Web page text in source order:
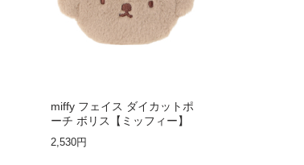
miffy フェイス ダイカットポ
ーチ ボリス【ミッフィー】
2,530円